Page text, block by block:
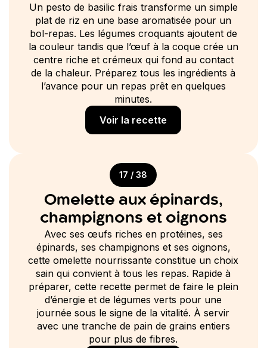
Un pesto de basilic frais transforme un simple
plat de riz en une base aromatisée pour un
bol-repas. Les légumes croquants ajoutent de
la couleur tandis que l’œuf à la coque crée un
centre riche et crémeux qui fond au contact
de la chaleur. Préparez tous les ingrédients à
l’avance pour un repas prêt en quelques
minutes.
Voir la recette
17 / 38
Omelette aux épinards,
champignons et oignons
Avec ses œufs riches en protéines, ses
épinards, ses champignons et ses oignons,
cette omelette nourrissante constitue un choix
sain qui convient à tous les repas. Rapide à
préparer, cette recette permet de faire le plein
d’énergie et de légumes verts pour une
journée sous le signe de la vitalité. À servir
avec une tranche de pain de grains entiers
pour plus de fibres.